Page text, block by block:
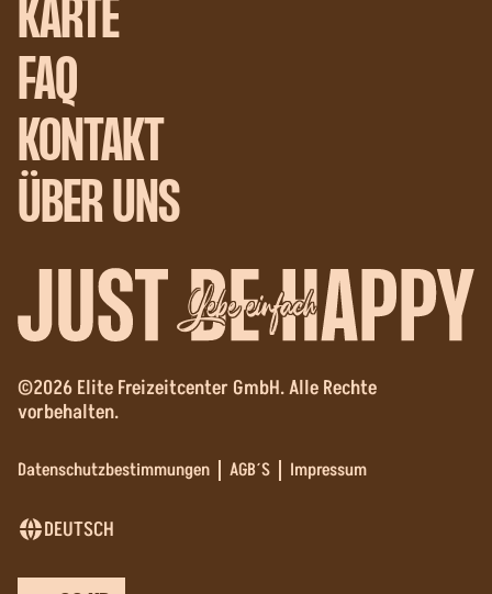
KARTE
FAQ
KONTAKT
ÜBER UNS
Lebe einfach
©2026 Elite Freizeitcenter GmbH. Alle Rechte
vorbehalten.
Datenschutzbestimmungen AGB´S Impressum
DEUTSCH